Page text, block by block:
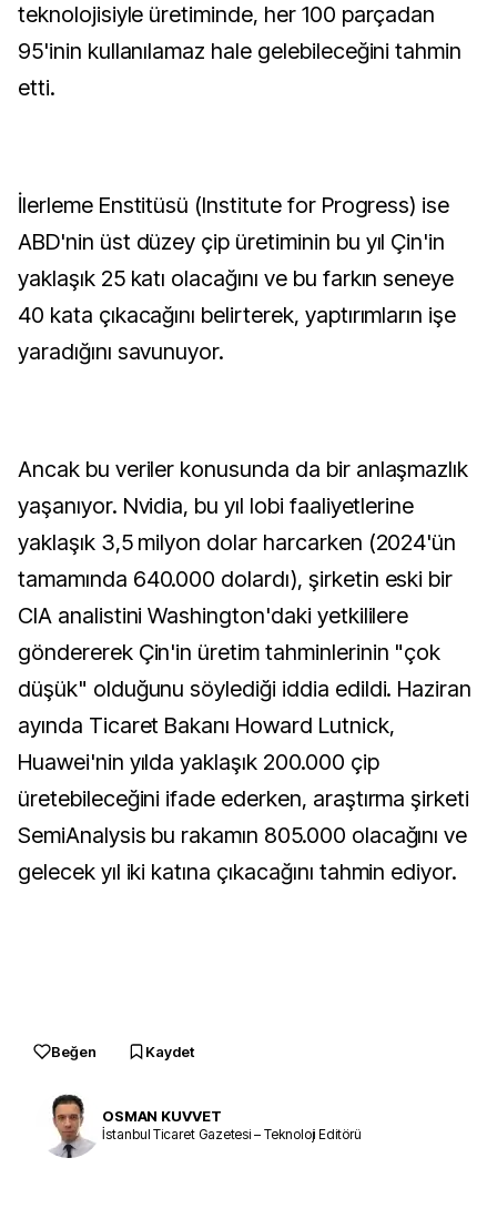
teknolojisiyle üretiminde, her 100 parçadan
95'inin kullanılamaz hale gelebileceğini tahmin
etti.
İlerleme Enstitüsü (Institute for Progress) ise
ABD'nin üst düzey çip üretiminin bu yıl Çin'in
yaklaşık 25 katı olacağını ve bu farkın seneye
40 kata çıkacağını belirterek, yaptırımların işe
yaradığını savunuyor.
Ancak bu veriler konusunda da bir anlaşmazlık
yaşanıyor. Nvidia, bu yıl lobi faaliyetlerine
yaklaşık 3,5 milyon dolar harcarken (2024'ün
tamamında 640.000 dolardı), şirketin eski bir
CIA analistini Washington'daki yetkililere
göndererek Çin'in üretim tahminlerinin "çok
düşük" olduğunu söylediği iddia edildi. Haziran
ayında Ticaret Bakanı Howard Lutnick,
Huawei'nin yılda yaklaşık 200.000 çip
üretebileceğini ifade ederken, araştırma şirketi
SemiAnalysis bu rakamın 805.000 olacağını ve
gelecek yıl iki katına çıkacağını tahmin ediyor.
Beğen Kaydet
OSMAN KUVVET
İstanbul Ticaret Gazetesi – Teknoloji Editörü